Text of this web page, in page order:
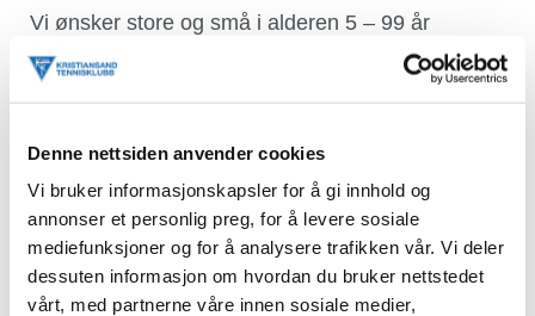
Denne nettsiden anvender cookies
Vi bruker informasjonskapsler for å gi innhold og
annonser et personlig preg, for å levere sosiale
mediefunksjoner og for å analysere trafikken vår. Vi deler
dessuten informasjon om hvordan du bruker nettstedet
vårt, med partnerne våre innen sosiale medier,
Vi ønsker store og små i alderen 5 – 99 år
hjertelig velkommen til åpen dag i Østre Ringvei
2.
Stikk innom når det passer mellom kl 12 og 16 og
om våre tilbud!
Vi har racketer til utlån og forfriskninger i
klubbhuset. Ta med innesko og utesko! (Og
racket om du har)
Arrangementet er helt gratis!